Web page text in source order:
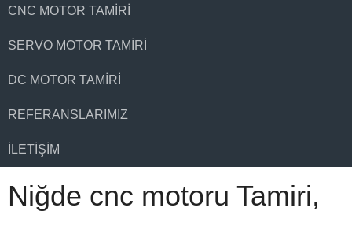
CNC MOTOR TAMIRI
SERVO MOTOR TAMIRI
DC MOTOR TAMIRI
REFERANSLARIMIZ
İLETIŞIM
Niğde cnc motoru Tamiri,